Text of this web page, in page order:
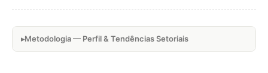
Metodologia — Perfil & Tendências Setoriais